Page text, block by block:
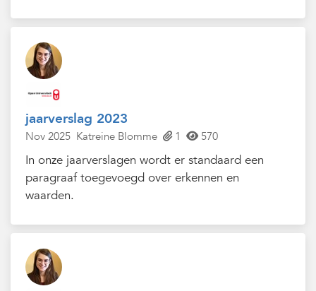
jaarverslag 2023
Nov 2025 Katreine Blomme 1 570
In onze jaarverslagen wordt er standaard een
paragraaf toegevoegd over erkennen en
waarden.